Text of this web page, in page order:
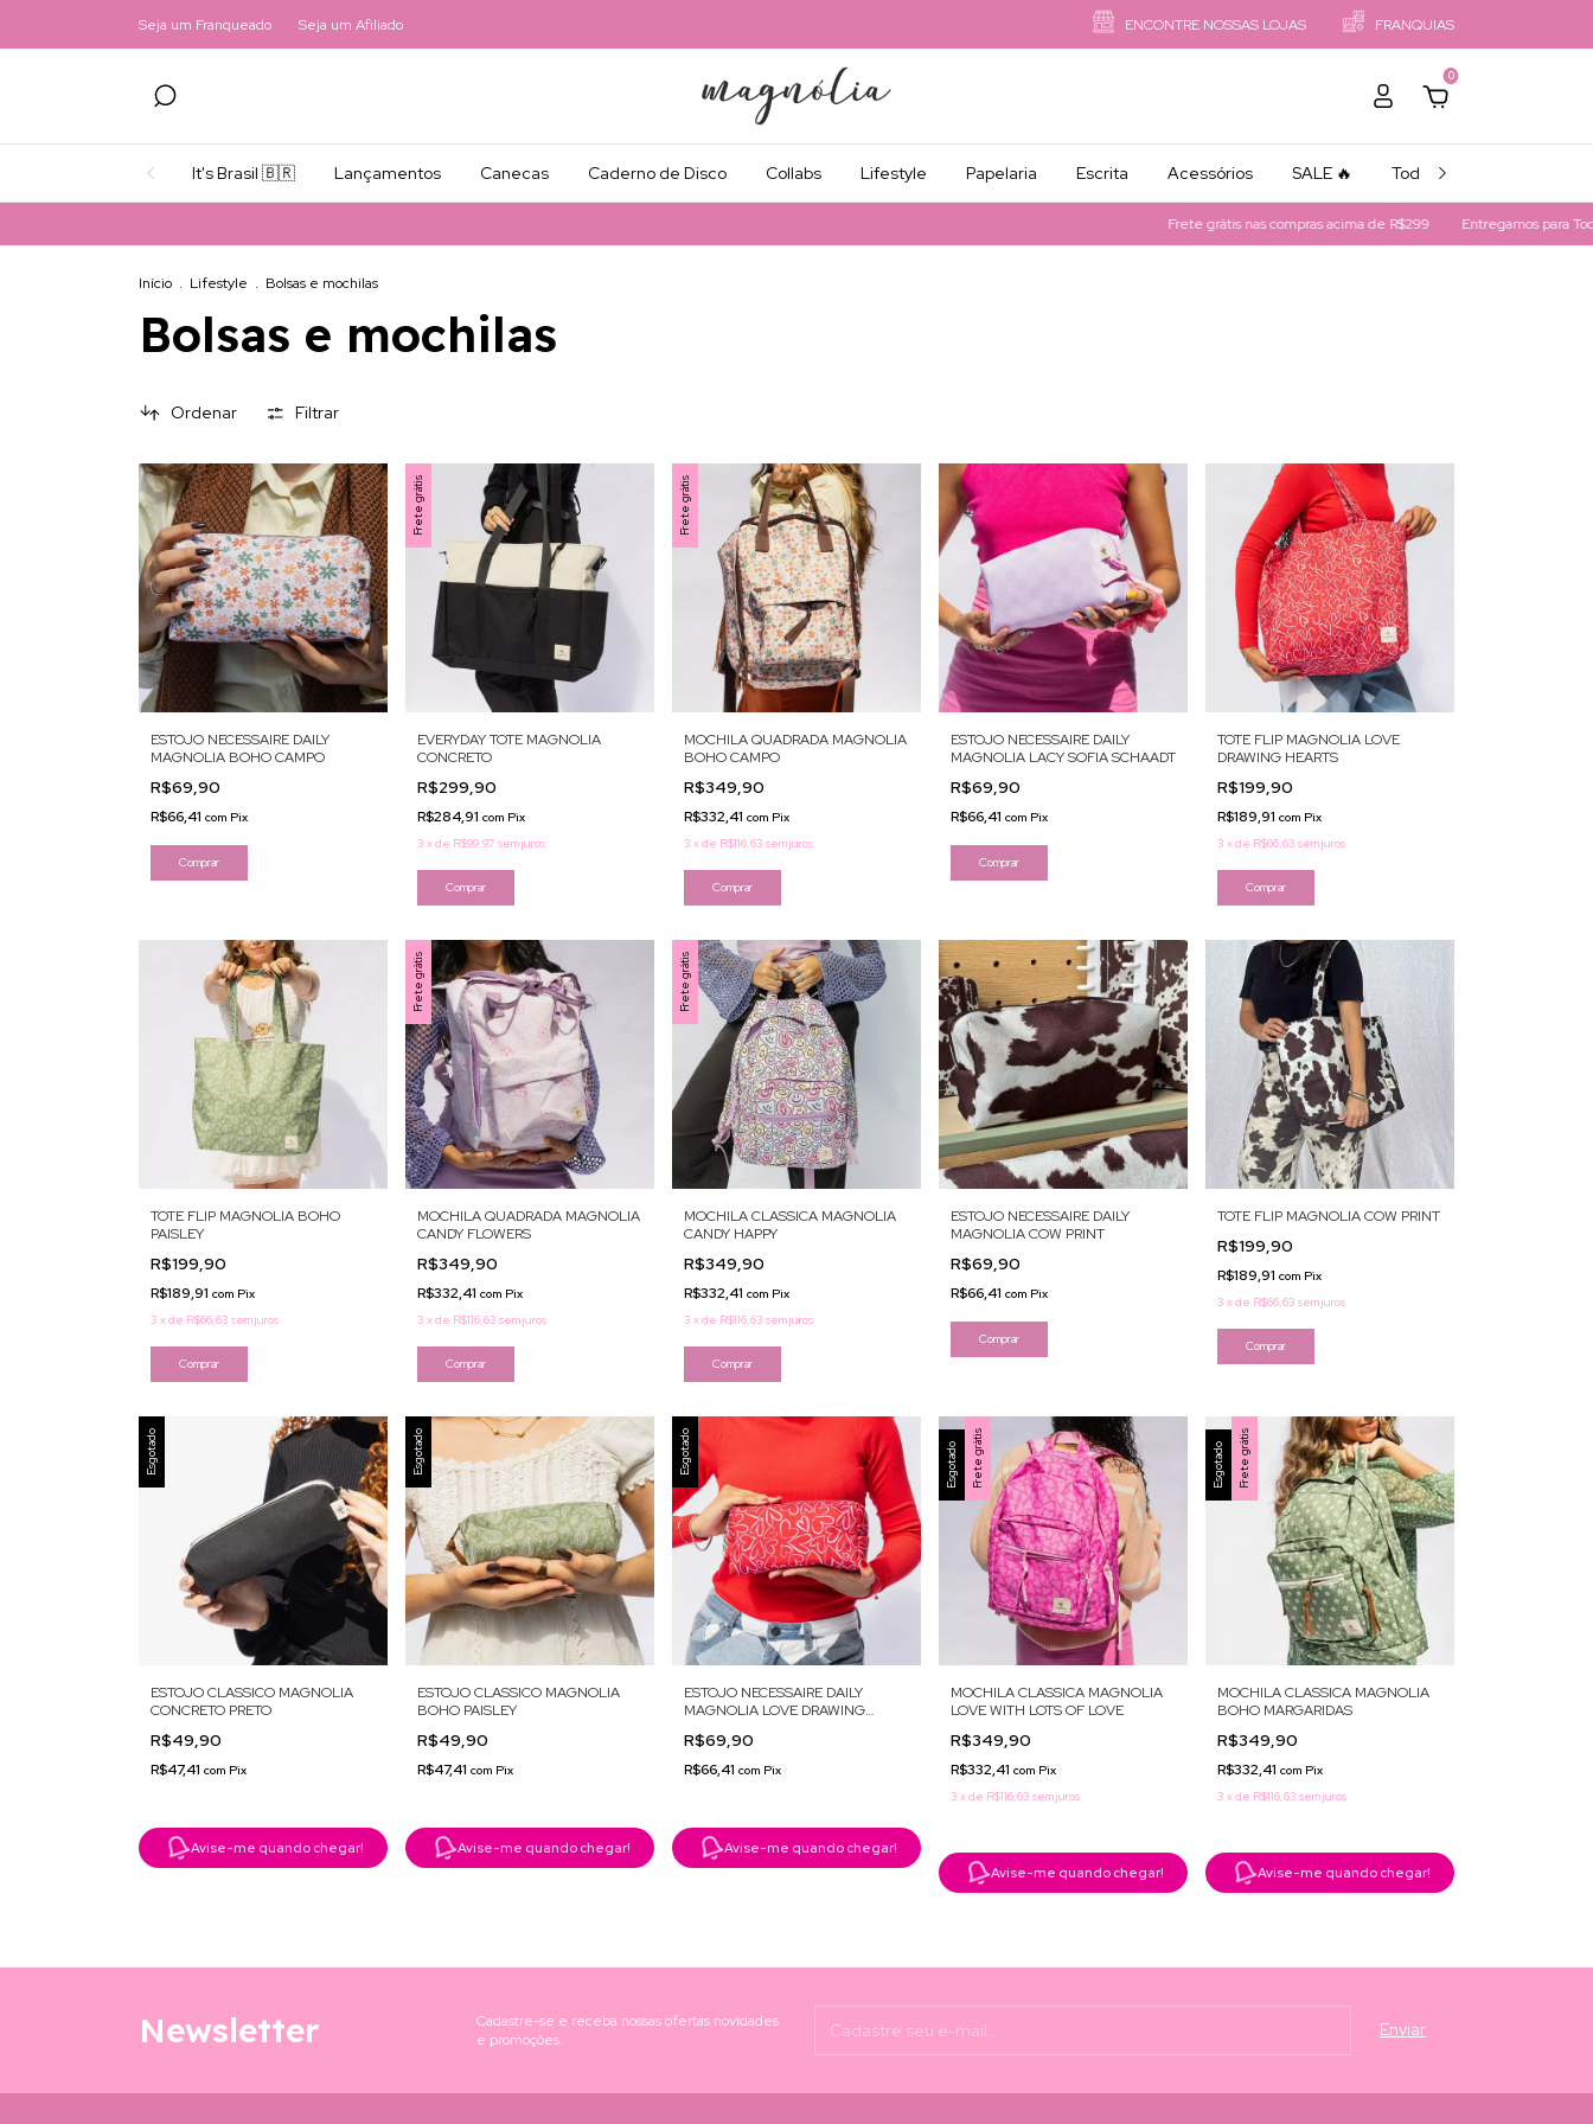
Seja um Franqueado Seja um Afiliado ENCONTRE NOSSAS LOJAS FRANQUIAS
0
It's Brasil 🇧🇷 Lançamentos Canecas Caderno de Disco Collabs Lifestyle Papelaria Escrita Acessórios SALE 🔥 Todos os Produtos
Frete grátis nas compras acima de R$299 Entregamos para Todo Brasil
Início . Lifestyle . Bolsas e mochilas
Bolsas e mochilas
Ordenar Filtrar
ESTOJO NECESSAIRE DAILY
MAGNOLIA BOHO CAMPO
R$69,90
R$66,41 com Pix
Frete grátis
EVERYDAY TOTE MAGNOLIA
CONCRETO
R$299,90
R$284,91 com Pix
3 xde R$99,97 sem juros
Frete grátis
MOCHILA QUADRADA MAGNOLIA
BOHO CAMPO
R$349,90
R$332,41 com Pix
3 xde R$116,63 sem juros
ESTOJO NECESSAIRE DAILY
MAGNOLIA LACY SOFIA SCHAADT
R$69,90
R$66,41 com Pix
TOTE FLIP MAGNOLIA LOVE
DRAWING HEARTS
R$199,90
R$189,91 com Pix
3 xde R$66,63 sem juros
TOTE FLIP MAGNOLIA BOHO
PAISLEY
R$199,90
R$189,91 com Pix
3 xde R$66,63 sem juros
Frete grátis
MOCHILA QUADRADA MAGNOLIA
CANDY FLOWERS
R$349,90
R$332,41 com Pix
3 xde R$116,63 sem juros
Frete grátis
MOCHILA CLASSICA MAGNOLIA
CANDY HAPPY
R$349,90
R$332,41 com Pix
3 xde R$116,63 sem juros
ESTOJO NECESSAIRE DAILY
MAGNOLIA COW PRINT
R$69,90
R$66,41 com Pix
TOTE FLIP MAGNOLIA COW PRINT
R$199,90
R$189,91 com Pix
3 xde R$66,63 sem juros
Esgotado
ESTOJO CLASSICO MAGNOLIA
CONCRETO PRETO
R$49,90
R$47,41 com Pix
Avise-me quando chegar!
Esgotado
ESTOJO CLASSICO MAGNOLIA
BOHO PAISLEY
R$49,90
R$47,41 com Pix
Avise-me quando chegar!
Esgotado
ESTOJO NECESSAIRE DAILY
MAGNOLIA LOVE DRAWING
R$69,90
R$66,41 com Pix
Avise-me quando chegar!
Esgotado Frete grátis
MOCHILA CLASSICA MAGNOLIA
LOVE WITH LOTS OF LOVE
R$349,90
R$332,41 com Pix
3 xde R$116,63 sem juros
Avise-me quando chegar!
Esgotado Frete grátis
MOCHILA CLASSICA MAGNOLIA
BOHO MARGARIDAS
R$349,90
R$332,41 com Pix
3 xde R$116,63 sem juros
Avise-me quando chegar!
Newsletter
Cadastre-se e receba nossas ofertas novidades
e promoções.